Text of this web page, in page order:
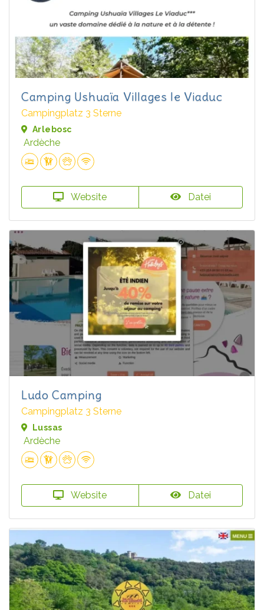
Camping Ushuaïa Villages le Viaduc
Campingplatz 3 Sterne
Arlebosc
Ardèche
Website Datei
Ludo Camping
Campingplatz 3 Sterne
Lussas
Ardèche
Website Datei